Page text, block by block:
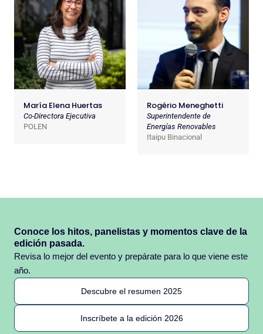
María Elena Huertas
Co-Directora Ejecutiva
POLEN
Rogério Meneghetti
Superintendente de
Energías Renovables
Itaipu Binacional
Conoce los hitos, panelistas y momentos clave de la
edición pasada.
Revisa lo mejor del evento y prepárate para lo que viene este
año.
Descubre el resumen 2025
Inscríbete a la edición 2026